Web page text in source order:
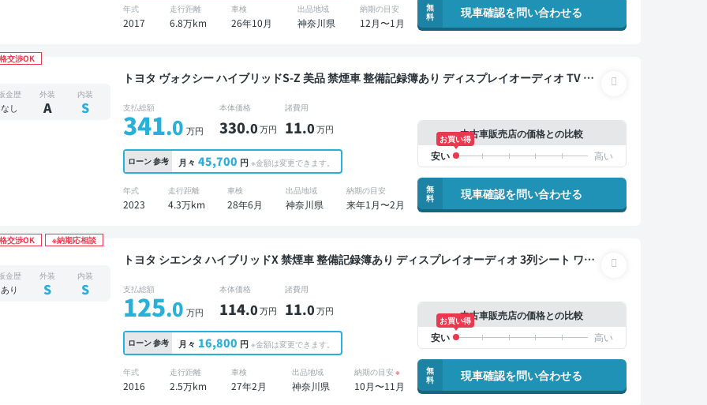
年式
2017
走行距離
6.8万km
車検
26年10月
出品地域
神奈川県
納期の目安
12月〜1月
無
料
現車確認を問い合わせる
交渉OK
トヨタ ヴォクシー ハイブリッドS-Z 美品 禁煙車 整備記録簿あり ディスプレイオーディオ TV 後
クドア バックモニター ドライブレコーダー 衝突軽減 両側電動スライドドア 7人乗り
金歴
なし
外装
A
内装
S 支払総額
341.0 万円
本体価格
330.0万円
諸費用
11.0万円
ローン参考 月々 45,700 円 ※金額は変更できます。
年式
2023
走行距離
4.3万km
車検
28年6月
出品地域
神奈川県
納期の目安
来年1月〜2月
中古車販売店の価格との比較
お買い得
無
料
現車確認を問い合わせる
交渉OK ※納期応相談
トヨタ シエンタ ハイブリッドX 禁煙車 整備記録簿あり ディスプレイオーディオ 3列シート ワイ
金歴
あり
外装
S
内装
S 支払総額
125.0 万円
本体価格
114.0万円
諸費用
11.0万円
ローン参考 月々 16,800 円 ※金額は変更できます。
年式
2016
走行距離
2.5万km
車検
27年2月
出品地域
神奈川県
納期の目安 ※
10月〜11月
中古車販売店の価格との比較
お買い得
無
料
現車確認を問い合わせる